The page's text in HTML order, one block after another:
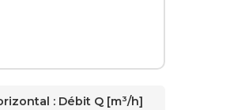
: Débit Q [m³/h]